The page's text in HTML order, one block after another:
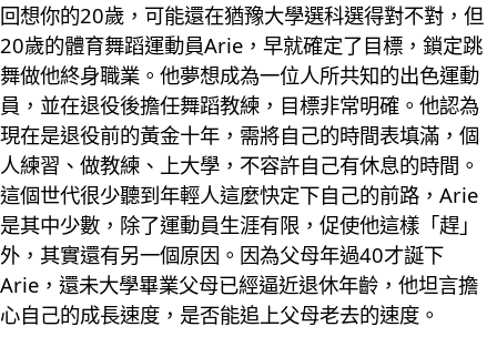
回想你的20歲，可能還在猶豫大學選科選得對不對，但
20歲的體育舞蹈運動員Arie，早就確定了目標，鎖定跳
舞做他終身職業。他夢想成為一位人所共知的出色運動
員，並在退役後擔任舞蹈教練，目標非常明確。他認為
現在是退役前的黃金十年，需將自己的時間表填滿，個
人練習、做教練、上大學，不容許自己有休息的時間。
這個世代很少聽到年輕人這麼快定下自己的前路，Arie
是其中少數，除了運動員生涯有限，促使他這樣「趕」
外，其實還有另一個原因。因為父母年過40才誕下
Arie，還未大學畢業父母已經逼近退休年齡，他坦言擔
心自己的成長速度，是否能追上父母老去的速度。